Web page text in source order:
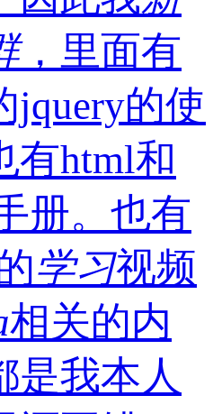
，里面有
jquery的使
有html和
册。也有
学习视频
相关的内
是我本人